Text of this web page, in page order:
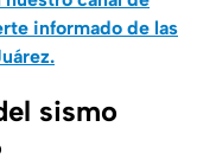
informado de las
sismo